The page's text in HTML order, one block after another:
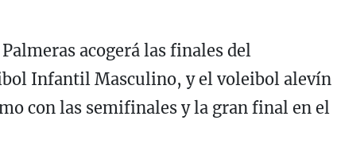
acogerá las finales del
Infantil Masculino, y el voleibol alevín
con las semifinales y la gran final en el